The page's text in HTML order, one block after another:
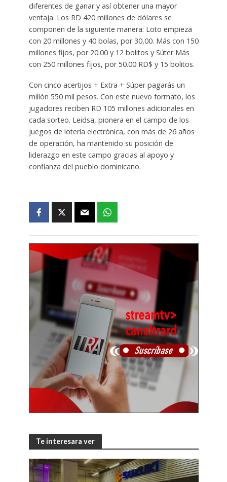
diferentes de ganar y así obtener una mayor
ventaja. Los RD 420 millones de dólares se
componen de la siguiente manera: Loto empieza
con 20 millones y 40 bolas, por 30,00. Más con 150
millones fijos, por 20.00 y 12 bolitos y Súter Más
con 250 millones fijos, por 50.00 RD$ y 15 bolitos.
Con cinco acertijos + Extra + Súper pagarás un
millón 550 mil pesos. Con este nuevo formato, los
jugadores reciben RD 105 millones adicionales en
cada sorteo. Leidsa, pionera en el campo de los
juegos de lotería electrónica, con más de 26 años
de operación, ha mantenido su posición de
liderazgo en este campo gracias al apoyo y
confianza del pueblo dominicano.
Te interesara ver